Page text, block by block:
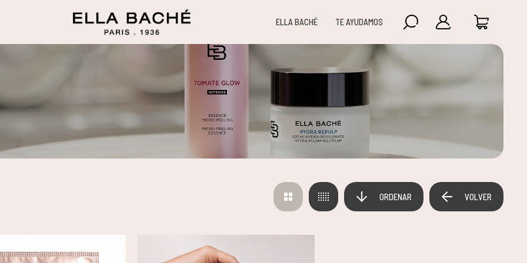
ELLA BACHÉ TE AYUDAMOS
ORDENAR VOLVER